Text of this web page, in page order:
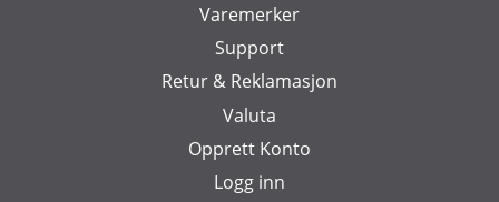
Varemerker
Support
Retur & Reklamasjon
Valuta
Opprett Konto
Logg inn